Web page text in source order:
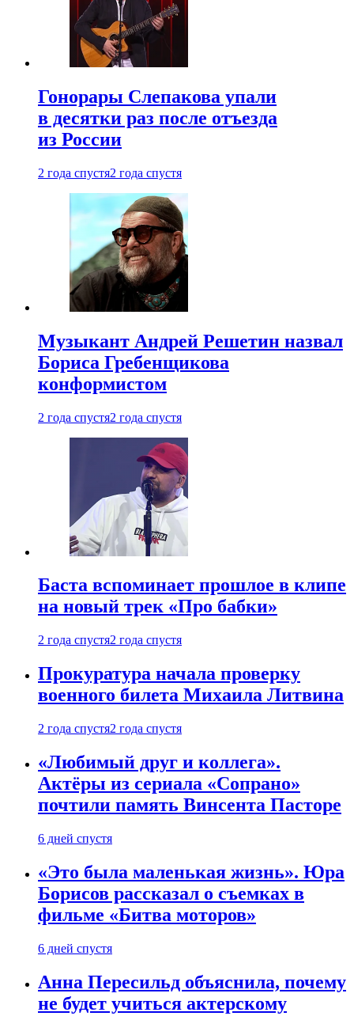
Гонорары Слепакова упали
в десятки раз после отъезда
из России
2 года спустя2 года спустя
Музыкант Андрей Решетин назвал
Бориса Гребенщикова
конформистом
2 года спустя2 года спустя
Баста вспоминает прошлое в клипе
на новый трек «Про бабки»
2 года спустя2 года спустя
Прокуратура начала проверку
военного билета Михаила Литвина
2 года спустя2 года спустя
«Любимый друг и коллега».
Актёры из сериала «Сопрано»
почтили память Винсента Пасторе
6 дней спустя
«Это была маленькая жизнь». Юра
Борисов рассказал о съемках в
фильме «Битва моторов»
6 дней спустя
Анна Пересильд объяснила, почему
не будет учиться актерскому